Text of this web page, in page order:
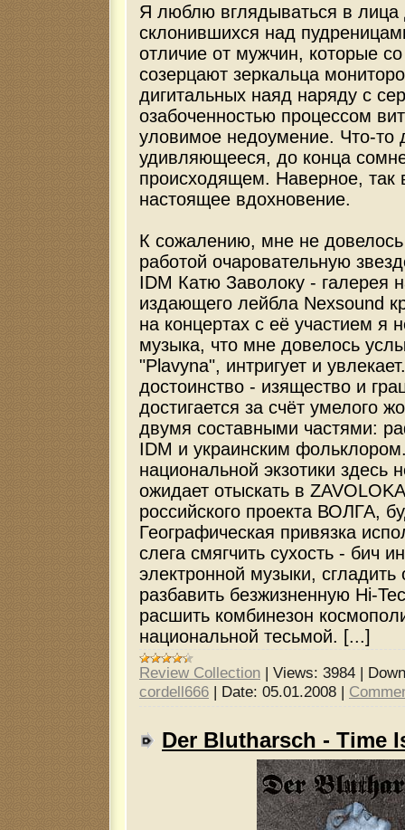
Я люблю вглядываться в лица
склонившихся над
отличие от мужчин, которые
созерцают зеркальца
дигитальных наяд наряду с
озабоченностью процессом
уловимое недоумение. Что-то
удивляющееся, до конца
происходящем. Наверное, так
настоящее вдохновение.
К сожалению, мне не
работой очаровательную
IDM Катю Заволоку - галерея
издающего лейбла Nexsound
на концертах с её участием я
музыка, что мне довелось
"Plavyna", интригует и
достоинство - изящество и
достигается за счёт умелого
двумя составными частями:
IDM и украинским
национальной экзотики здесь
ожидает отыскать в
российского проекта ВОЛГА,
Географическая привязка
слега смягчить сухость - бич
электронной музыки, сгладить
разбавить безжизненную Hi-
расшить комбинезон
национальной тесьмой. [...]
Review Collection | Views: 3984 |
cordell666 | Date: 05.01.2008 |
Der Blutharsch - Time